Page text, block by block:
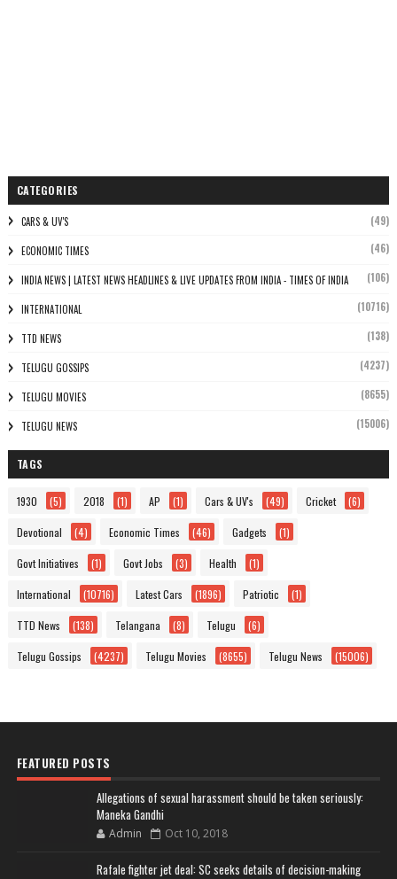
CATEGORIES
CARS & UV'S (49)
ECONOMIC TIMES (46)
INDIA NEWS | LATEST NEWS HEADLINES & LIVE UPDATES FROM INDIA - TIMES OF INDIA (106)
INTERNATIONAL (10716)
TTD NEWS (138)
TELUGU GOSSIPS (4237)
TELUGU MOVIES (8655)
TELUGU NEWS (15006)
TAGS
1930 (5) 2018 (1) AP (1) Cars & UV's (49) Cricket (6)
Devotional (4) Economic Times (46) Gadgets (1)
Govt Initiatives (1) Govt Jobs (3) Health (1)
International (10716) Latest Cars (1896) Patriotic (1)
TTD News (138) Telangana (8) Telugu (6)
Telugu Gossips (4237) Telugu Movies (8655) Telugu News (15006)
FEATURED POSTS
Allegations of sexual harassment should be taken seriously:
Maneka Gandhi
Admin Oct 10, 2018
Rafale fighter jet deal: SC seeks details of decision-making